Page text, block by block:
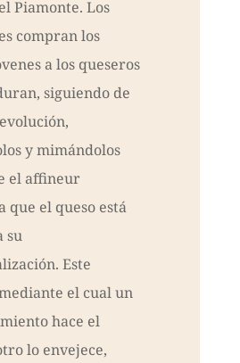
Piamonte. Los
compran los
a los queseros
siguiendo de
y mimándolos
el affineur
que el queso está
su
Este
el cual un
hace el
lo envejece,